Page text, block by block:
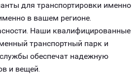
для транспортировки именно
в вашем регионе.
Наши квалифицированные
транспортный парк и
обеспечат надежную
и вещей.